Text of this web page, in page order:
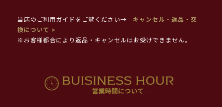
当店のご利用ガイドをご覧ください→
キャンセル・返品・交
換について >
※お客様都合により返品・キャンセルはお受けできません。